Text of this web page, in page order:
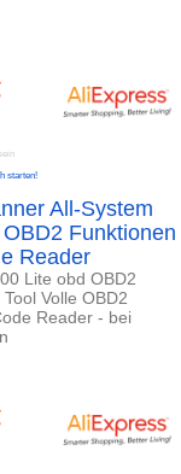
starten!
All-System
Funktionen
Reader
Lite obd OBD2
Volle OBD2
Reader - bei